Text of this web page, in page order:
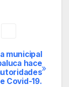
municipal
hace
Covid-19.